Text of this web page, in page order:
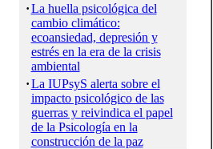
·La huella psicológica del
cambio climático:
ecoansiedad, depresión y
estrés en la era de la crisis
ambiental
·La IUPsyS alerta sobre el
impacto psicológico de las
guerras y reivindica el papel
de la Psicología en la
construcción de la paz